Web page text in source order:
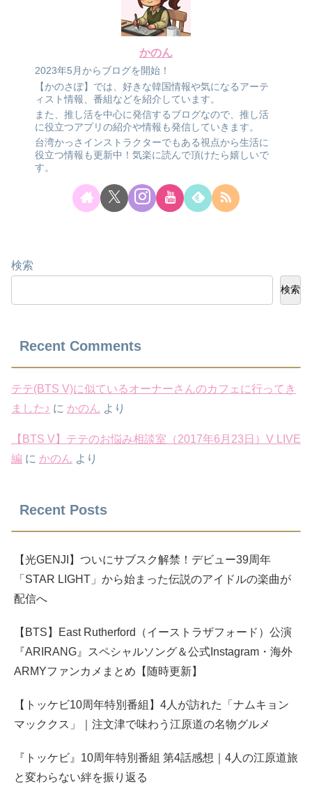
かのん
2023年5月からブログを開始！
【かのさぽ】では、好きな韓国情報や気になるアーテ
ィスト情報、番組などを紹介しています。
また、推し活を中心に発信するブログなので、推し活
に役立つアプリの紹介や情報も発信していきます。
台湾かっさインストラクターでもある視点から生活に
役立つ情報も更新中！気楽に読んで頂けたら嬉しいで
す。
検索
検索
Recent Comments
テテ(BTS V)に似ているオーナーさんのカフェに行ってき
ました♪ に かのん より
【BTS V】テテのお悩み相談室（2017年6月23日）V LIVE
編 に かのん より
Recent Posts
【光GENJI】ついにサブスク解禁！デビュー39周年
「STAR LIGHT」から始まった伝説のアイドルの楽曲が
配信へ
【BTS】East Rutherford（イーストラザフォード）公演
『ARIRANG』スペシャルソング＆公式Instagram・海外
ARMYファンカメまとめ【随時更新】
【トッケビ10周年特別番組】4人が訪れた「ナムキョン
マッククス」｜注文津で味わう江原道の名物グルメ
『トッケビ』10周年特別番組 第4話感想｜4人の江原道旅
と変わらない絆を振り返る